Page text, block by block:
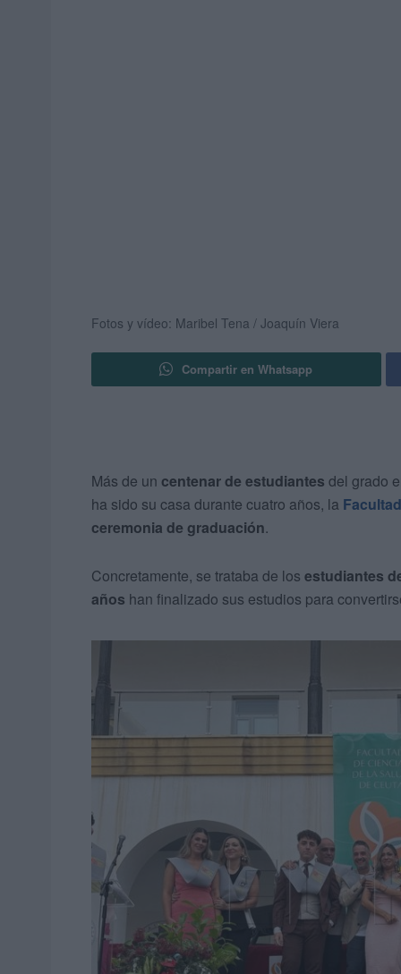
Fotos y vídeo: Maribel Tena / Joaquín Viera
Compartir en Whatsapp
Más de un centenar de estudiantes del grado
ha sido su casa durante cuatro años, la
ceremonia de graduación.
Concretamente, se trataba de los estudiantes
años han finalizado sus estudios para